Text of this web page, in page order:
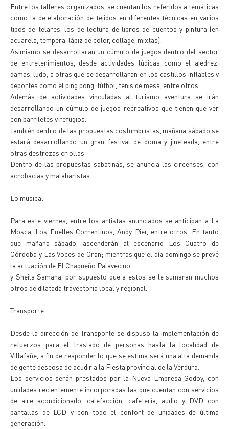
Entre los talleres organizados, se cuentan los referidos a temáticas
como la de elaboración de tejidos en diferentes técnicas en varios
tipos de telares, los de lectura de libros de cuentos y pintura (en
acuarela, tempera, lápiz de color, collage, mixtas).
Asimismo se desarrollaran un cúmulo de juegos dentro del sector
de entretenimientos, desde actividades lúdicas como el ajedrez,
damas, ludo, a otras que se desarrollaran en los castillos inflables y
deportes como el ping pong, fútbol, tenis de mesa, entre otros.
Además de actividades vinculadas al turismo aventura se irán
desarrollando un cúmulo de juegos recreativos que tienen que ver
con barriletes y refugios.
También dentro de las propuestas costumbristas, mañana sábado se
estará desarrollando un gran festival de doma y jineteada, entre
otras destrezas criollas.
Dentro de las propuestas sabatinas, se anuncia las circenses, con
acrobacias y malabaristas.
Lo musical
Para este viernes, entre los artistas anunciados se anticipan a La
Mosca, Los Fuelles Correntinos, Andy Pier, entre otros. En tanto
que mañana sábado, ascenderán al escenario Los Cuatro de
Córdoba y Las Voces de Oran; mientras que el día domingo se prevé
la actuación de El Chaqueño Palavecino
y Sheila Samana, por supuesto que a estos se le sumaran muchos
otros de dilatada trayectoria local y regional.
Transporte
Desde la dirección de Transporte se dispuso la implementación de
refuerzos para el traslado de personas hasta la localidad de
Villafañe, a fin de responder lo que se estima será una alta demanda
de gente deseosa de acudir a la Fiesta provincial de la Verdura.
Los servicios serán prestados por la Nueva Empresa Godoy, con
unidades recientemente incorporadas las que cuentan con servicios
de aire acondicionado, calefacción, cafetería, audio y DVD con
pantallas de LCD y con todo el confort de unidades de última
generación.